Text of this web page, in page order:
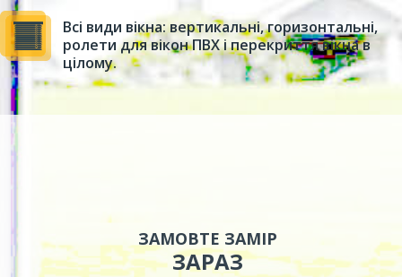
Всі види вікна: вертикальні, горизонтальні,
ролети для вікон ПВХ і перекриття вікна в
цілому.
ЗАМОВТЕ ЗАМІР
ЗАРАЗ